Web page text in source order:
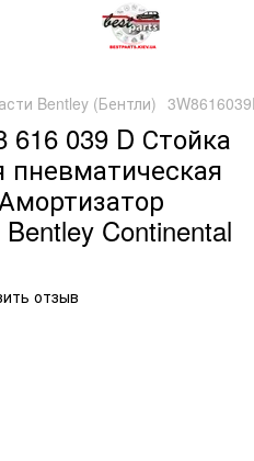
Bentley (Бентли)
616 039 D Стойка
пневматическая
Continental
отзыв